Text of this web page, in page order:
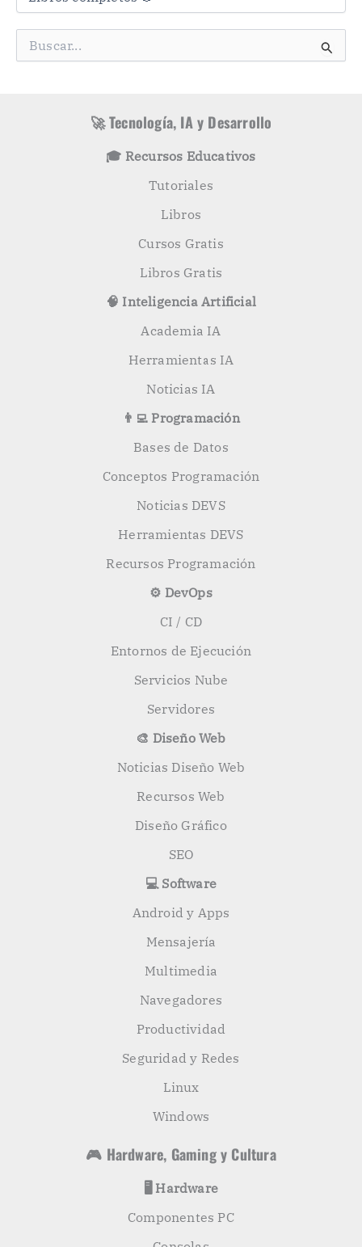
🚀 Tecnología, IA y Desarrollo
🎓 Recursos Educativos
Tutoriales
Libros
Cursos Gratis
Libros Gratis
🧠 Inteligencia Artificial
Academia IA
Herramientas IA
Noticias IA
👨‍💻 Programación
Bases de Datos
Conceptos Programación
Noticias DEVS
Herramientas DEVS
Recursos Programación
⚙️ DevOps
CI / CD
Entornos de Ejecución
Servicios Nube
Servidores
🎨 Diseño Web
Noticias Diseño Web
Recursos Web
Diseño Gráfico
SEO
💻 Software
Android y Apps
Mensajería
Multimedia
Navegadores
Productividad
Seguridad y Redes
Linux
Windows
🎮 Hardware, Gaming y Cultura
🖥️ Hardware
Componentes PC